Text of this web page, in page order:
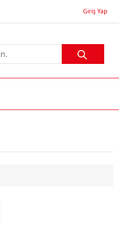
Giriş Yap